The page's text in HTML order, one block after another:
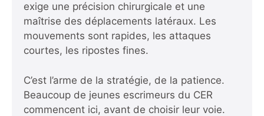
exige une précision chirurgicale et une
maîtrise des déplacements latéraux. Les
mouvements sont rapides, les attaques
courtes, les ripostes fines.
C’est l’arme de la stratégie, de la patience.
Beaucoup de jeunes escrimeurs du CER
commencent ici, avant de choisir leur voie.